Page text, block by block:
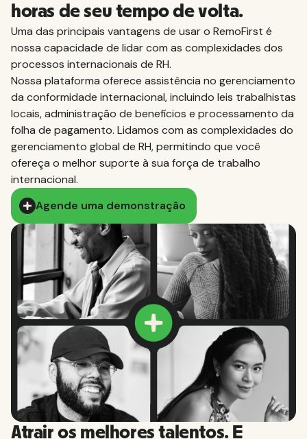
horas de seu tempo de volta.
Uma das principais vantagens de usar o RemoFirst é
nossa capacidade de lidar com as complexidades dos
processos internacionais de RH.
Nossa plataforma oferece assistência no gerenciamento
da conformidade internacional, incluindo leis trabalhistas
locais, administração de benefícios e processamento da
folha de pagamento. Lidamos com as complexidades do
gerenciamento global de RH, permitindo que você
ofereça o melhor suporte à sua força de trabalho
internacional.
Agende uma demonstração
Atrair os melhores talentos. E